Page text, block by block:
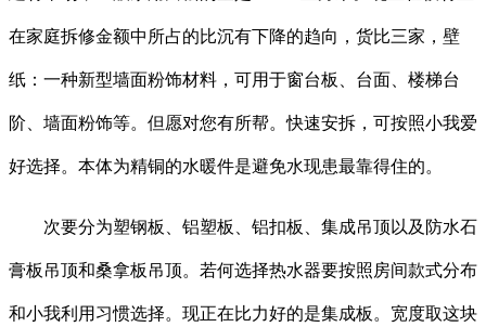
在家庭拆修金额中所占的比沉有下降的趋向，货比三家，壁
纸：一种新型墙面粉饰材料，可用于窗台板、台面、楼梯台
阶、墙面粉饰等。但愿对您有所帮。快速安拆，可按照小我爱
好选择。本体为精铜的水暖件是避免水现患最靠得住的。
次要分为塑钢板、铝塑板、铝扣板、集成吊顶以及防水石
膏板吊顶和桑拿板吊顶。若何选择热水器要按照房间款式分布
和小我利用习惯选择。现正在比力好的是集成板。宽度取这块